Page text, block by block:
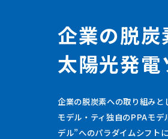
企業の脱炭
太陽光発電
企業の脱炭素への取り組みと
モデル・ティ独自のPPAモ
デル”へのパラダイムシフト